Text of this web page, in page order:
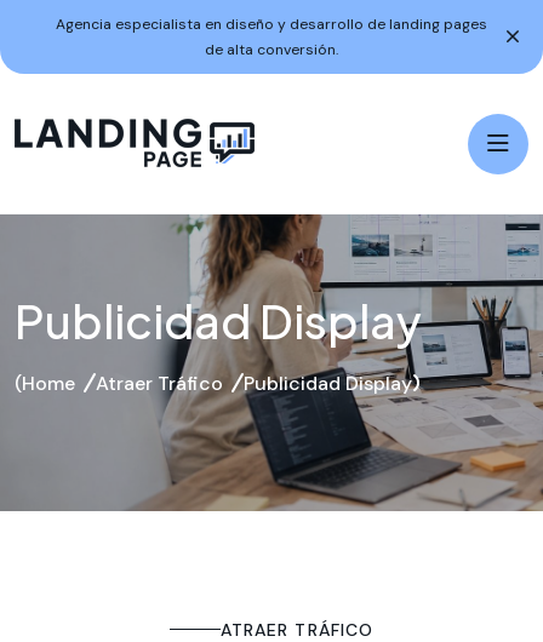
Agencia especialista en diseño y desarrollo de landing pages
de alta conversión.
Publicidad Display
Home Atraer Tráfico Publicidad Display
ATRAER TRÁFICO